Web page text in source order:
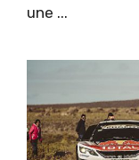
une ...